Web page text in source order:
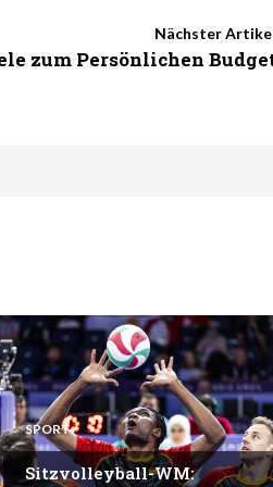
Nächster
zum Persönlichen
SPORT
Sitzvolleyball-WM: